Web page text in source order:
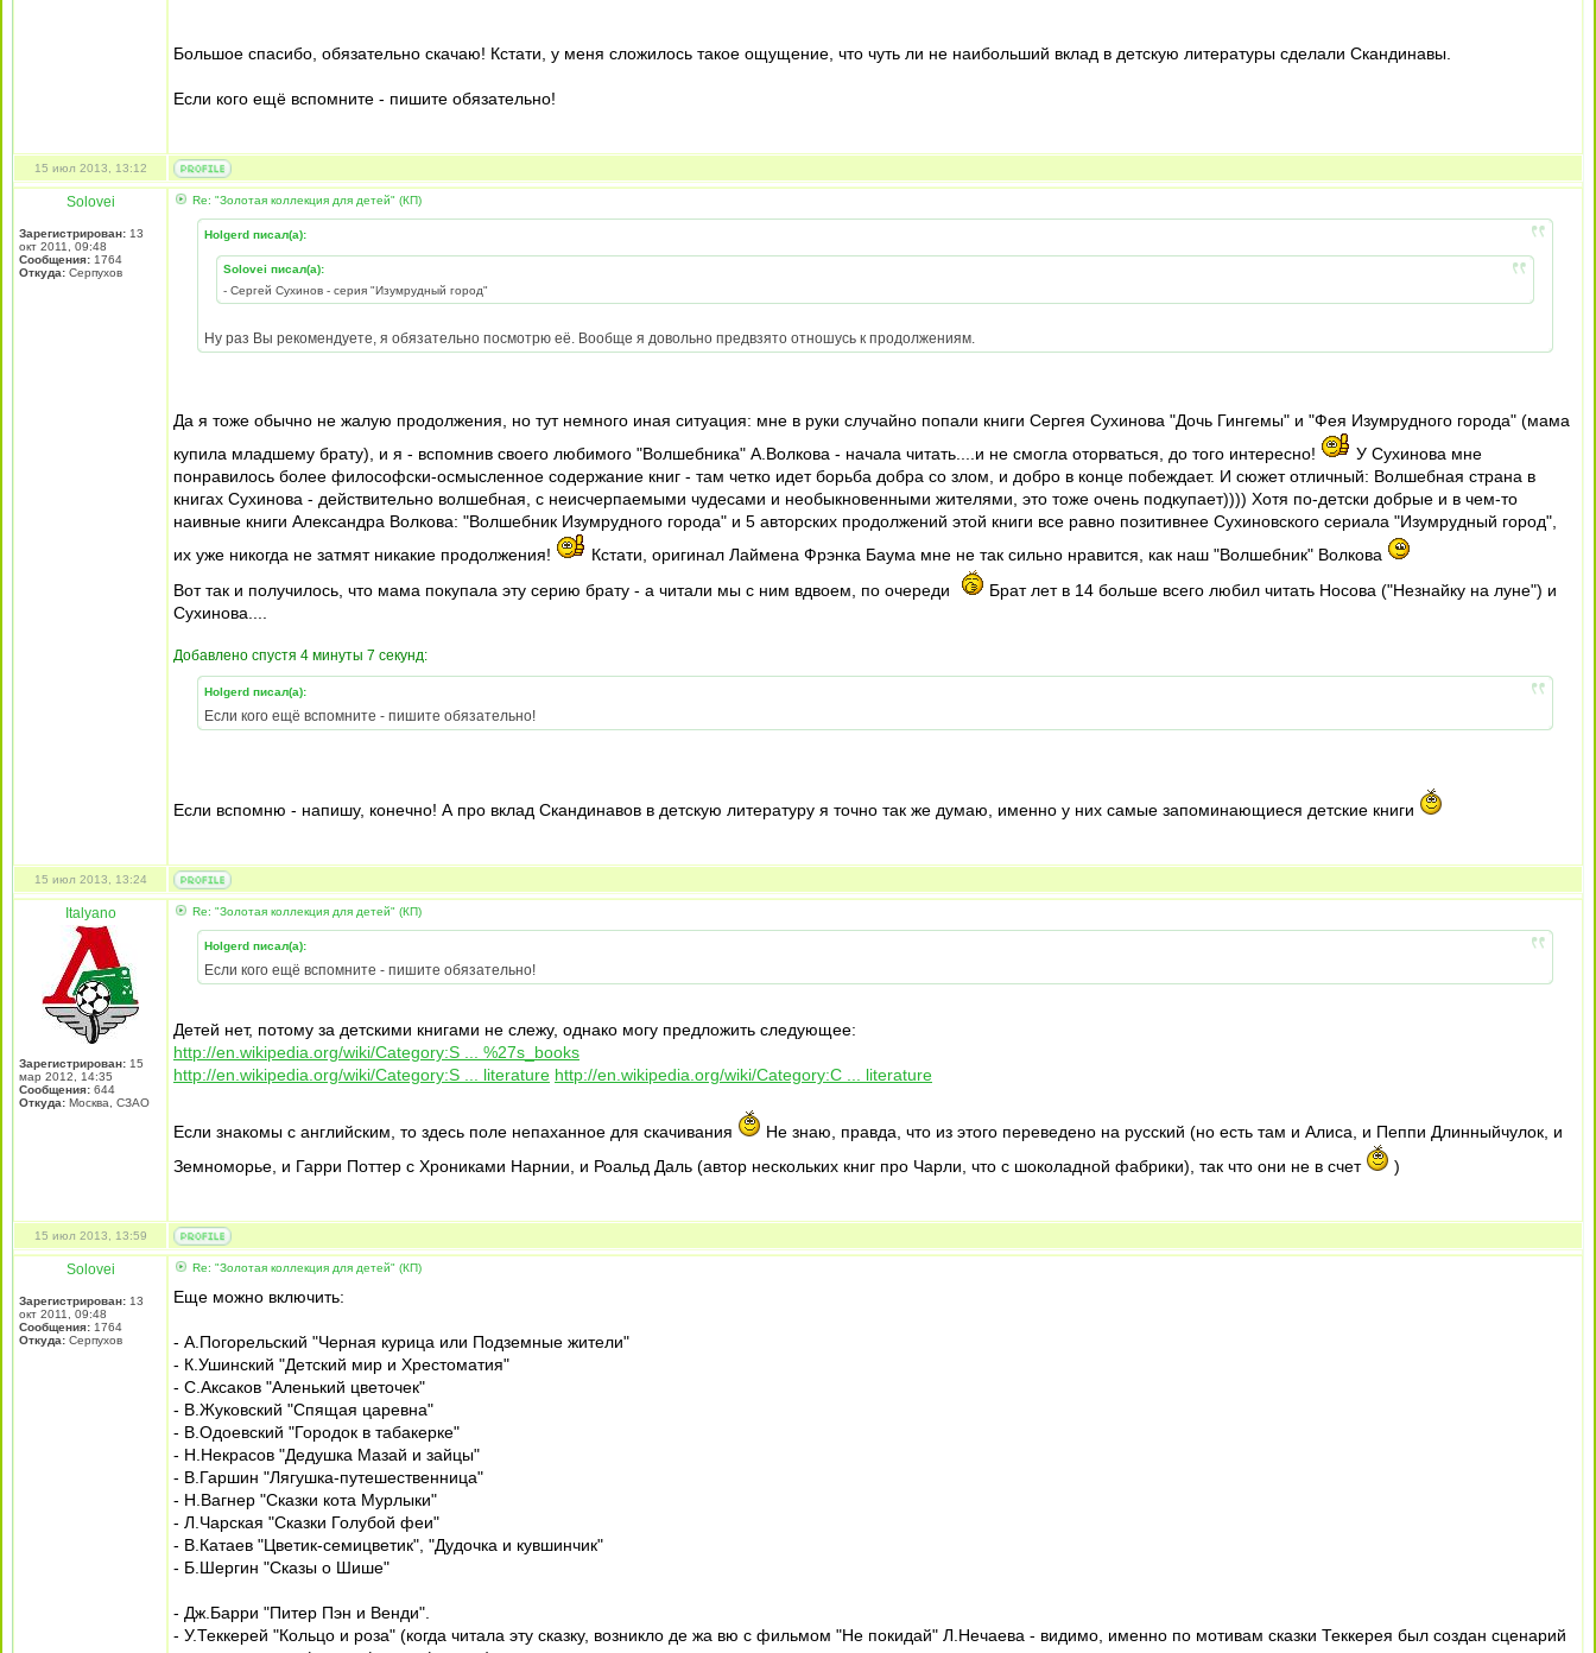
Большое спасибо, обязательно скачаю! Кстати, у меня сложилось такое ощущение, что чуть ли не наибольший вклад в детскую литературы сделали Скандинавы.
Если кого ещё вспомните - пишите обязательно!
15 июл 2013, 13:12
Solovei
Зарегистрирован: 13
окт 2011, 09:48
Сообщения: 1764
Откуда: Серпухов
Re: "Золотая коллекция для детей" (КП)
Holgerd писал(а):
Solovei писал(а):
- Сергей Сухинов - серия "Изумрудный город"
Ну раз Вы рекомендуете, я обязательно посмотрю её. Вообще я довольно предвзято отношусь к продолжениям.
Да я тоже обычно не жалую продолжения, но тут немного иная ситуация: мне в руки случайно попали книги Сергея Сухинова "Дочь Гингемы" и "Фея Изумрудного города" (мама
купила младшему брату), и я - вспомнив своего любимого "Волшебника" А.Волкова - начала читать....и не смогла оторваться, до того интересно!
У Сухинова мне
понравилось более философски-осмысленное содержание книг - там четко идет борьба добра со злом, и добро в конце побеждает. И сюжет отличный: Волшебная страна в
книгах Сухинова - действительно волшебная, с неисчерпаемыми чудесами и необыкновенными жителями, это тоже очень подкупает)))) Хотя по-детски добрые и в чем-то
наивные книги Александра Волкова: "Волшебник Изумрудного города" и 5 авторских продолжений этой книги все равно позитивнее Сухиновского сериала "Изумрудный город",
их уже никогда не затмят никакие продолжения!
Кстати, оригинал Лаймена Фрэнка Баума мне не так сильно нравится, как наш "Волшебник" Волкова
Вот так и получилось, что мама покупала эту серию брату - а читали мы с ним вдвоем, по очереди
Брат лет в 14 больше всего любил читать Носова ("Незнайку на луне") и
Сухинова....
Добавлено спустя 4 минуты 7 секунд:
Holgerd писал(а):
Если кого ещё вспомните - пишите обязательно!
Если вспомню - напишу, конечно! А про вклад Скандинавов в детскую литературу я точно так же думаю, именно у них самые запоминающиеся детские книги
15 июл 2013, 13:24
Italyano
Зарегистрирован: 15
мар 2012, 14:35
Сообщения: 644
Откуда: Москва, СЗАО
Re: "Золотая коллекция для детей" (КП)
Holgerd писал(а):
Если кого ещё вспомните - пишите обязательно!
Детей нет, потому за детскими книгами не слежу, однако могу предложить следующее:
http://en.wikipedia.org/wiki/Category:S ... %27s_books
http://en.wikipedia.org/wiki/Category:S ... literature http://en.wikipedia.org/wiki/Category:C ... literature
Если знакомы с английским, то здесь поле непаханное для скачивания
Не знаю, правда, что из этого переведено на русский (но есть там и Алиса, и Пеппи Длинныйчулок, и
Земноморье, и Гарри Поттер с Хрониками Нарнии, и Роальд Даль (автор нескольких книг про Чарли, что с шоколадной фабрики), так что они не в счет
)
15 июл 2013, 13:59
Solovei
Зарегистрирован: 13
окт 2011, 09:48
Сообщения: 1764
Откуда: Серпухов
Re: "Золотая коллекция для детей" (КП)
Еще можно включить:
- А.Погорельский "Черная курица или Подземные жители"
- К.Ушинский "Детский мир и Хрестоматия"
- С.Аксаков "Аленький цветочек"
- В.Жуковский "Спящая царевна"
- В.Одоевский "Городок в табакерке"
- Н.Некрасов "Дедушка Мазай и зайцы"
- В.Гаршин "Лягушка-путешественница"
- Н.Вагнер "Сказки кота Мурлыки"
- Л.Чарская "Сказки Голубой феи"
- В.Катаев "Цветик-семицветик", "Дудочка и кувшинчик"
- Б.Шергин "Сказы о Шише"
- Дж.Барри "Питер Пэн и Венди".
- У.Теккерей "Кольцо и роза" (когда читала эту сказку, возникло де жа вю с фильмом "Не покидай" Л.Нечаева - видимо, именно по мотивам сказки Теккерея был создан сценарий